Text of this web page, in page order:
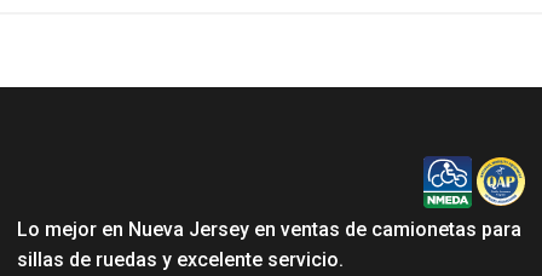
Lo mejor en Nueva Jersey en ventas de camionetas para
sillas de ruedas y excelente servicio.